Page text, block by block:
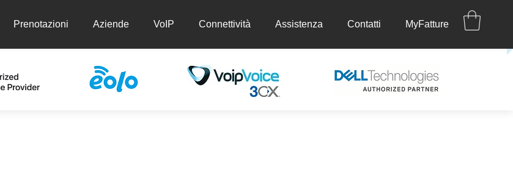
Prenotazioni Aziende Connettività Assistenza Contatti
Prenotazioni Aziende VoIP Connettività Assistenza Contatti MyFatture